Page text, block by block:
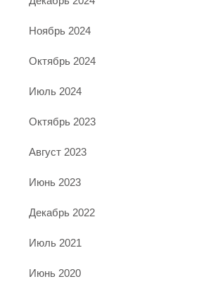
Ноябрь 2024
Октябрь 2024
Июль 2024
Октябрь 2023
Август 2023
Июнь 2023
Декабрь 2022
Июль 2021
Июнь 2020